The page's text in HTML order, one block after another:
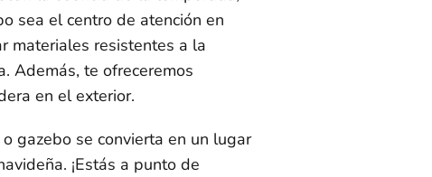
sea el centro de atención en
materiales resistentes a la
Además, te ofreceremos
en el exterior.
gazebo se convierta en un lugar
¡Estás a punto de